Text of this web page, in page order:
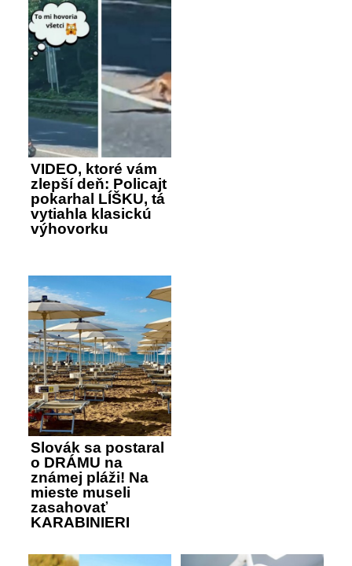
VIDEO, ktoré vám
zlepší deň: Policajt
pokarhal LÍŠKU, tá
vytiahla klasickú
výhovorku
Slovák sa postaral
o DRÁMU na
známej pláži! Na
mieste museli
zasahovať
KARABINIERI